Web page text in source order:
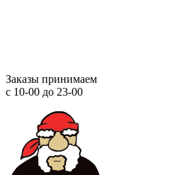
Заказы принимаем
с 10-00 до 23-00